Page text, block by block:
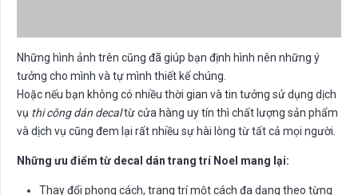
Những hình ảnh trên cũng đã giúp bạn định hình nên những ý
tưởng cho mình và tự mình thiết kế chúng.
Hoặc nếu bạn không có nhiều thời gian và tin tưởng sử dụng dịch
vụ thi công dán decaltừ cửa hàng uy tín thì chất lượng sản phẩm
và dịch vụ cũng đem lại rất nhiều sự hài lòng từ tất cả mọi người.
Những ưu điểm từ decal dán trang trí Noel mang lại:
Thay đổi phong cách, trang trí một cách đa dạng theo từng